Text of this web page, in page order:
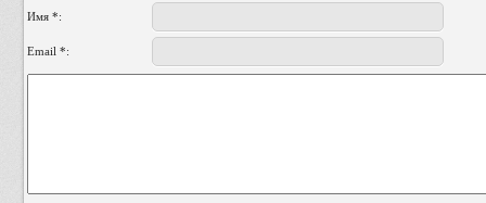
Имя *:
Email *: